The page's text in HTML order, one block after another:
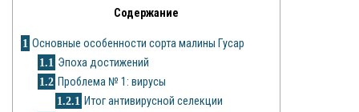
Цветы
Орхидея
Содержание
1 Основные особенности сорта малины Гусар
1.1 Эпоха достижений
1.2 Проблема № 1: вирусы
1.2.1 Итог антивирусной селекции